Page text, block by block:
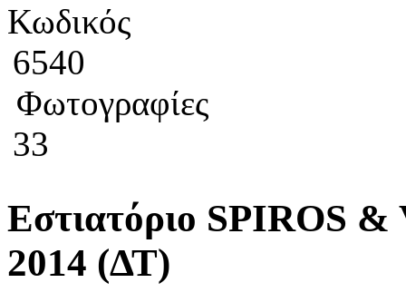
Κωδικός
6540
Φωτογραφίες
33
Εστιατόριο SPIROS
2014 (ΔΤ)